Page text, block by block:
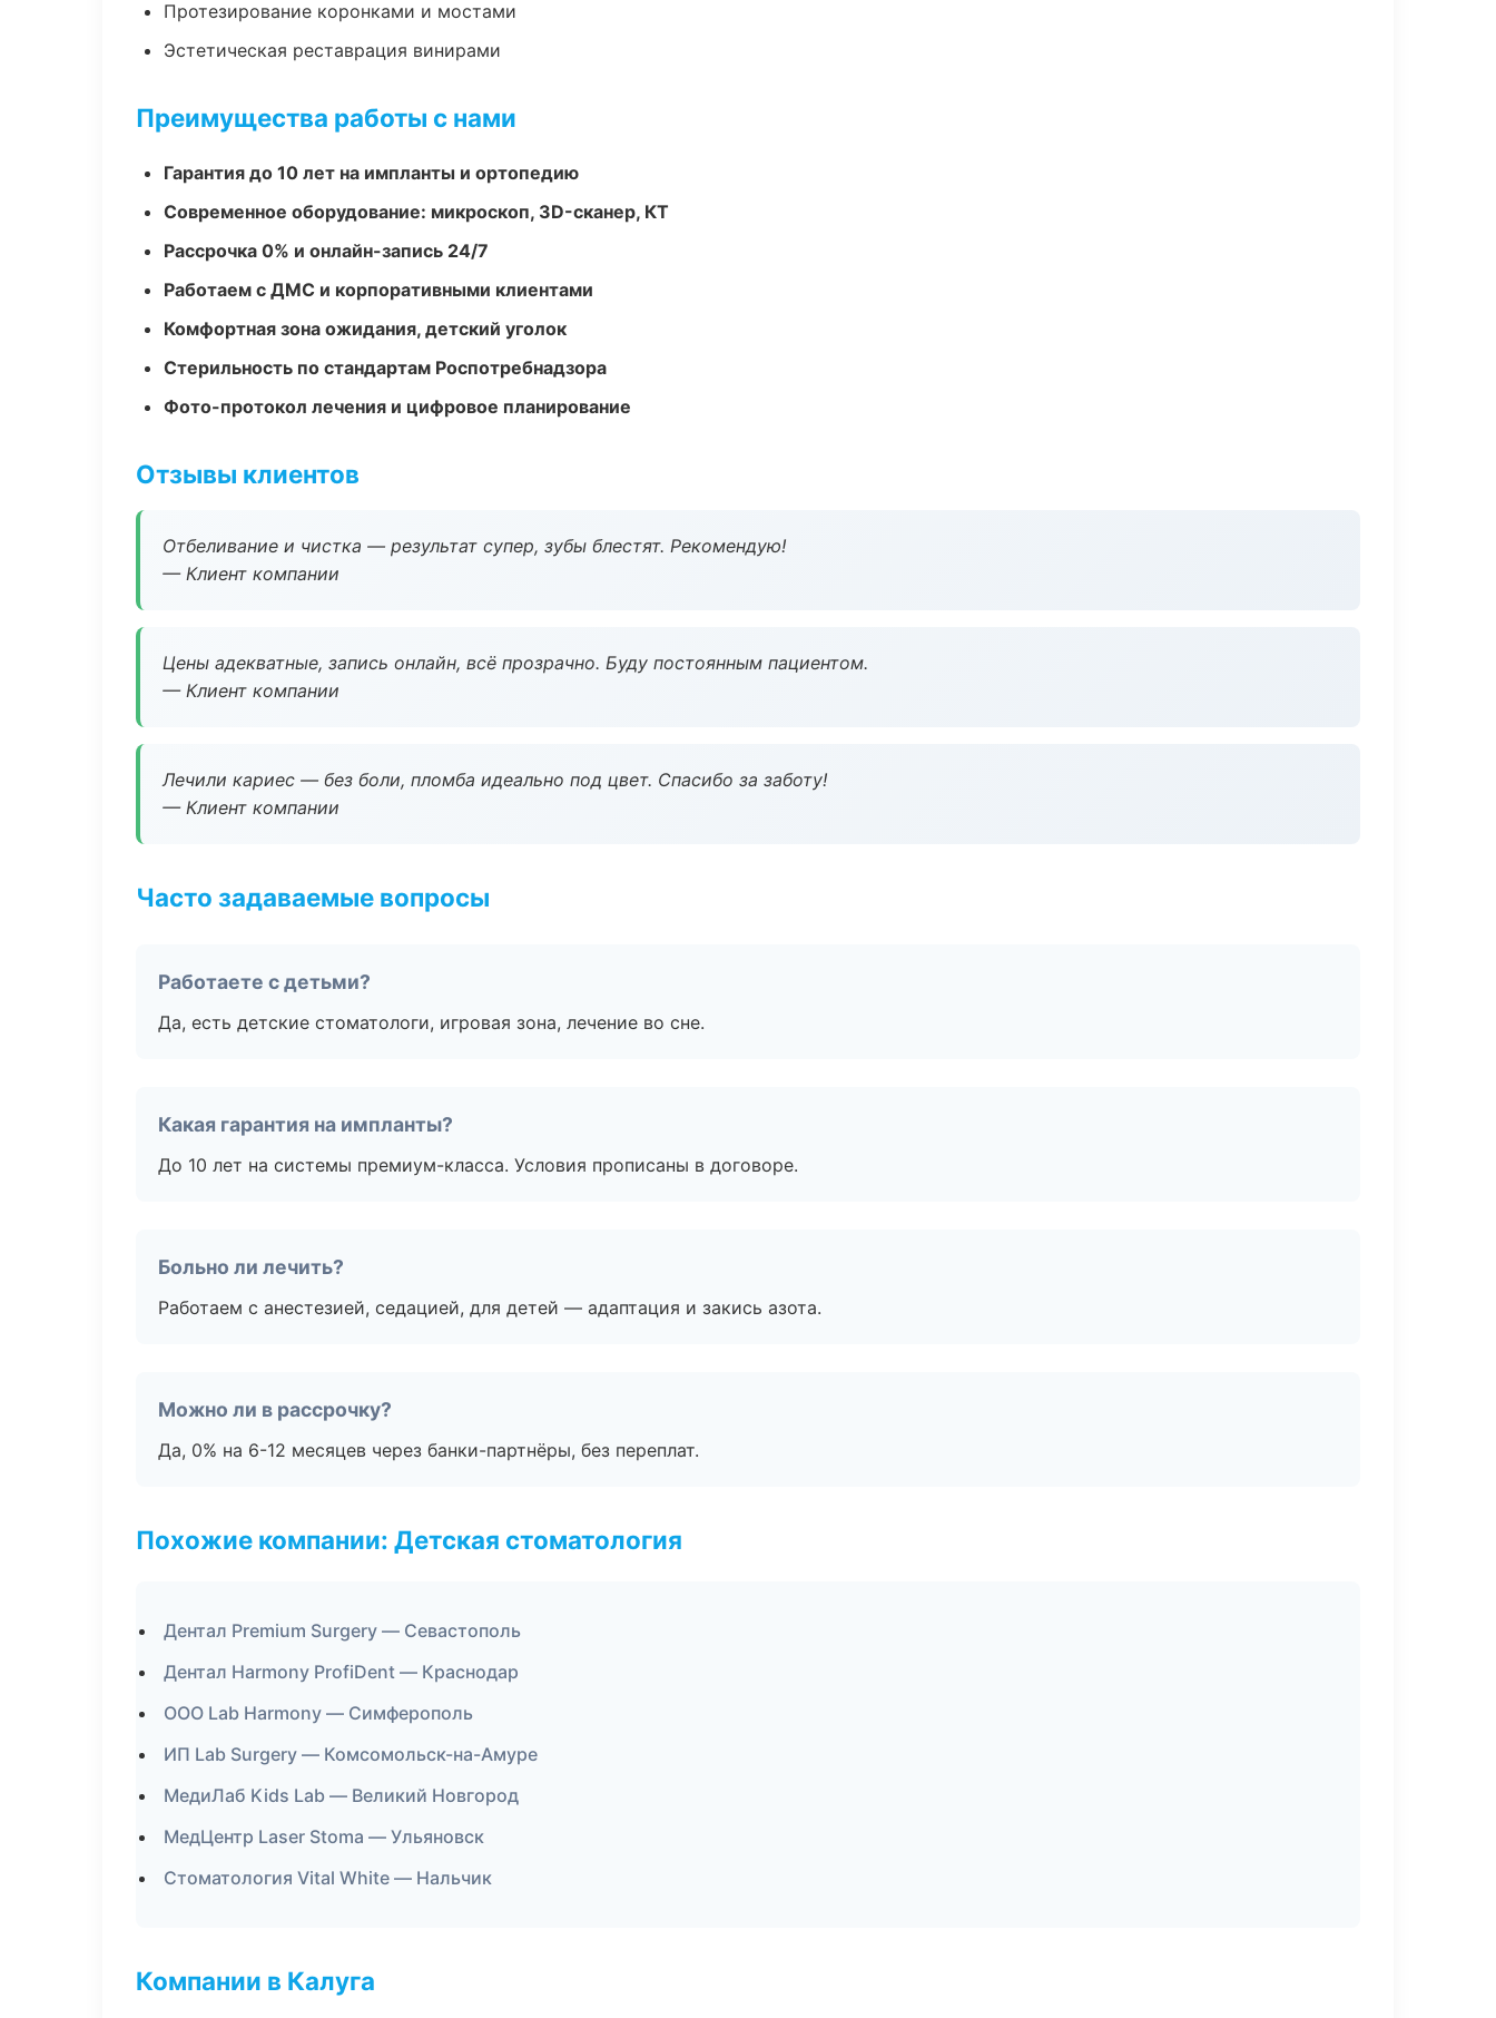
Протезирование коронками и мостами
Эстетическая реставрация винирами
Преимущества работы с нами
Гарантия до 10 лет на импланты и ортопедию
Современное оборудование: микроскоп, 3D-сканер, КТ
Рассрочка 0% и онлайн-запись 24/7
Работаем с ДМС и корпоративными клиентами
Комфортная зона ожидания, детский уголок
Стерильность по стандартам Роспотребнадзора
Фото-протокол лечения и цифровое планирование
Отзывы клиентов
Отбеливание и чистка — результат супер, зубы блестят. Рекомендую!
— Клиент компании
Цены адекватные, запись онлайн, всё прозрачно. Буду постоянным пациентом.
— Клиент компании
Лечили кариес — без боли, пломба идеально под цвет. Спасибо за заботу!
— Клиент компании
Часто задаваемые вопросы
Работаете с детьми?
Да, есть детские стоматологи, игровая зона, лечение во сне.
Какая гарантия на импланты?
До 10 лет на системы премиум-класса. Условия прописаны в договоре.
Больно ли лечить?
Работаем с анестезией, седацией, для детей — адаптация и закись азота.
Можно ли в рассрочку?
Да, 0% на 6-12 месяцев через банки-партнёры, без переплат.
Похожие компании: Детская стоматология
Дентал Premium Surgery — Севастополь
Дентал Harmony ProfiDent — Краснодар
ООО Lab Harmony — Симферополь
ИП Lab Surgery — Комсомольск-на-Амуре
МедиЛаб Kids Lab — Великий Новгород
МедЦентр Laser Stoma — Ульяновск
Стоматология Vital White — Нальчик
Компании в Калуга